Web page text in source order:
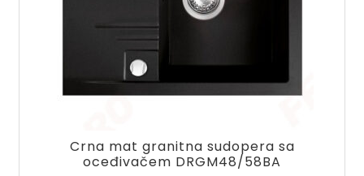
Crna mat granitna sudopera sa
oceđivačem DRGM48/58BA